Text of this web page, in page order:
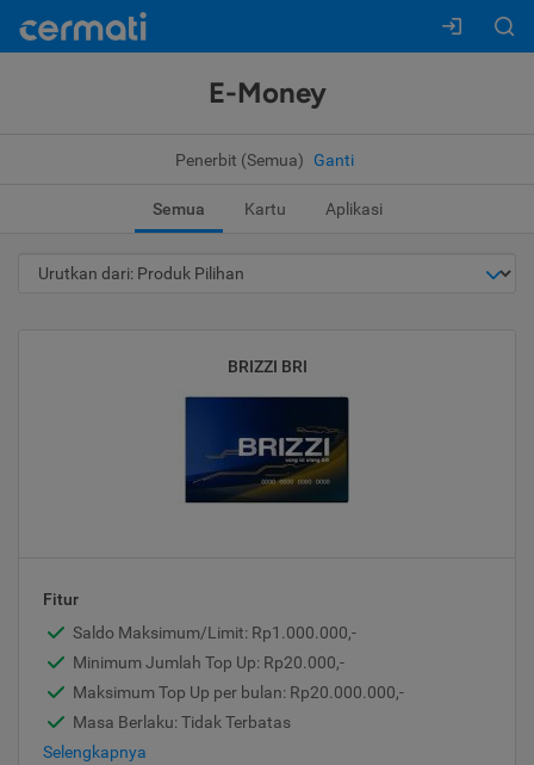
E-Money
Penerbit (Semua) Ganti
Semua Kartu Aplikasi
BRIZZI BRI
Fitur
Saldo Maksimum/Limit: Rp1.000.000,-
Minimum Jumlah Top Up: Rp20.000,-
Maksimum Top Up per bulan: Rp20.000.000,-
Masa Berlaku: Tidak Terbatas
Selengkapnya